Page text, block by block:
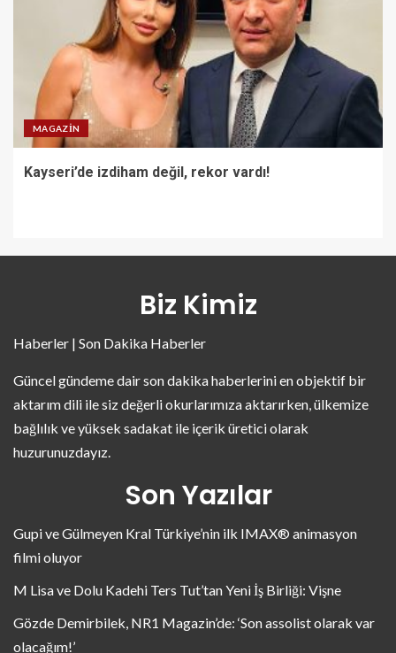
MAGAZIN
Kayseri’de izdiham değil, rekor vardı!
Biz Kimiz
Haberler | Son Dakika Haberler
Güncel gündeme dair son dakika haberlerini en objektif bir
aktarım dili ile siz değerli okurlarımıza aktarırken, ülkemize
bağlılık ve yüksek sadakat ile içerik üretici olarak
huzurunuzdayız.
Son Yazılar
Gupi ve Gülmeyen Kral Türkiye’nin ilk IMAX® animasyon
filmi oluyor
M Lisa ve Dolu Kadehi Ters Tut’tan Yeni İş Birliği: Vişne
Gözde Demirbilek, NR1 Magazin’de: ‘Son assolist olarak var
olacağım!’